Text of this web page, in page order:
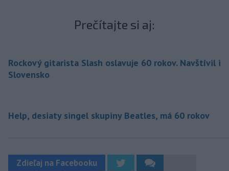
Prečítajte si aj:
Rockový gitarista Slash oslavuje 60 rokov. Navštívil i
Slovensko
Help, desiaty singel skupiny Beatles, má 60 rokov
Zdieľaj na Facebooku